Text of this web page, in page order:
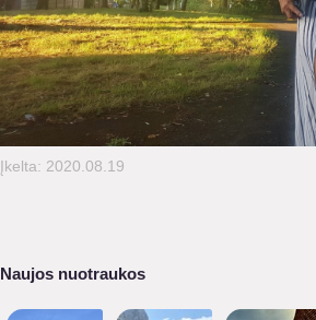
Įkelta: 2020.08.19
Naujos nuotraukos